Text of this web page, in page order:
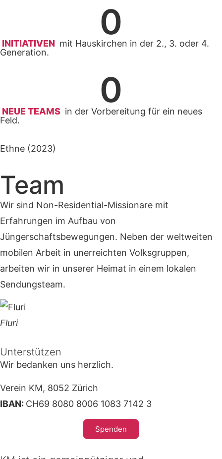
0
INITIATIVEN mit Hauskirchen in der 2., 3. oder 4.
Generation.
0
NEUE TEAMS in der Vorbereitung für ein neues
Feld.
Ethne (2023)
Team
Wir sind Non-Residential-Missionare mit
Erfahrungen im Aufbau von
Jüngerschaftsbewegungen. Neben der weltweiten
mobilen Arbeit in unerreichten Volksgruppen,
arbeiten wir in unserer Heimat in einem lokalen
Sendungsteam.
Fluri
Unterstützen
Wir bedanken uns herzlich.
Verein KM, 8052 Zürich
IBAN: CH69 8080 8006 1083 7142 3
Spenden